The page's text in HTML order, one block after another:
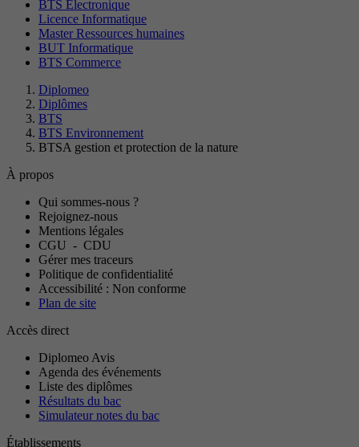
BTS Electronique
Licence Informatique
Master Ressources humaines
BUT Informatique
BTS Commerce
Diplomeo
Diplômes
BTS
BTS Environnement
BTSA gestion et protection de la nature
À propos
Qui sommes-nous ?
Rejoignez-nous
Mentions légales
CGU - CDU
Gérer mes traceurs
Politique de confidentialité
Accessibilité : Non conforme
Plan de site
Accès direct
Diplomeo Avis
Agenda des événements
Liste des diplômes
Résultats du bac
Simulateur notes du bac
Établissements